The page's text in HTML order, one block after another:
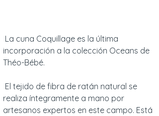
La cuna Coquillage es la última
incorporación a la colección Oceans de
Théo-Bébé.
El tejido de fibra de ratán natural se
realiza íntegramente a mano por
artesanos expertos en este campo. Está